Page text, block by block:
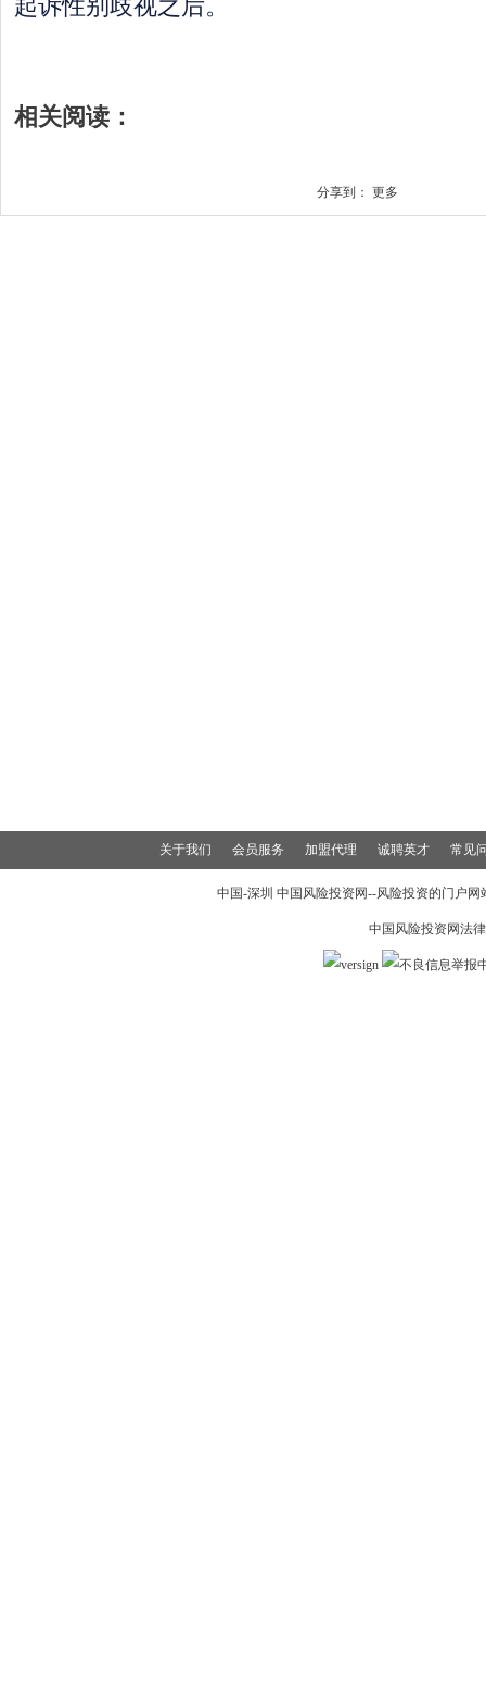
起诉性别歧视之后。
相关阅读：
分享到： 更多
关于我们 会员服务 加盟代理 诚聘英才 常见
中国-深圳 中国风险投资网--风险投资的门户
中国风险投资网法